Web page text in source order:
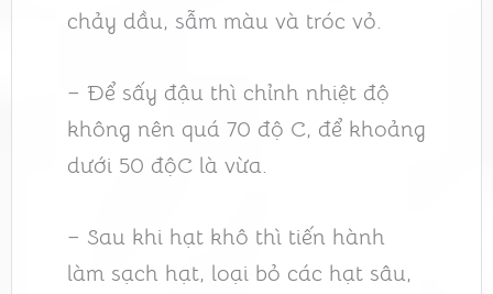
chảy dầu, sẫm màu và tróc vỏ.
– Để sấy đậu thì chỉnh nhiệt độ
không nên quá 70 độ C, để khoảng
dưới 50 độC là vừa.
– Sau khi hạt khô thì tiến hành
làm sạch hạt, loại bỏ các hạt sâu,